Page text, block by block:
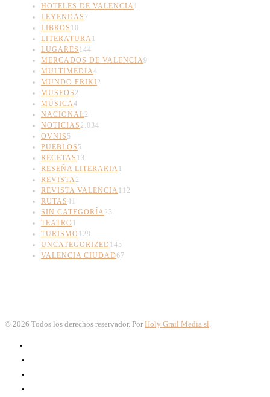
HOTELES DE VALENCIA1
LEYENDAS 7
LIBROS 10
LITERATURA1
LUGARES 144
MERCADOS DE VALENCIA9
MULTIMEDIA4
MUNDO FRIKI2
MUSEOS 2
MÚSICA4
NACIONAL2
NOTICIAS 2.034
OVNIS 5
PUEBLOS 5
RECETAS 13
RESEÑA LITERARIA1
REVISTA2
REVISTA VALENCIA112
RUTAS41
SIN CATEGORÍA23
TEATRO 1
TURISMO 129
UNCATEGORIZED 145
VALENCIA CIUDAD67
© 2026 Todos los derechos reservador. Por Holy Grail Media sl